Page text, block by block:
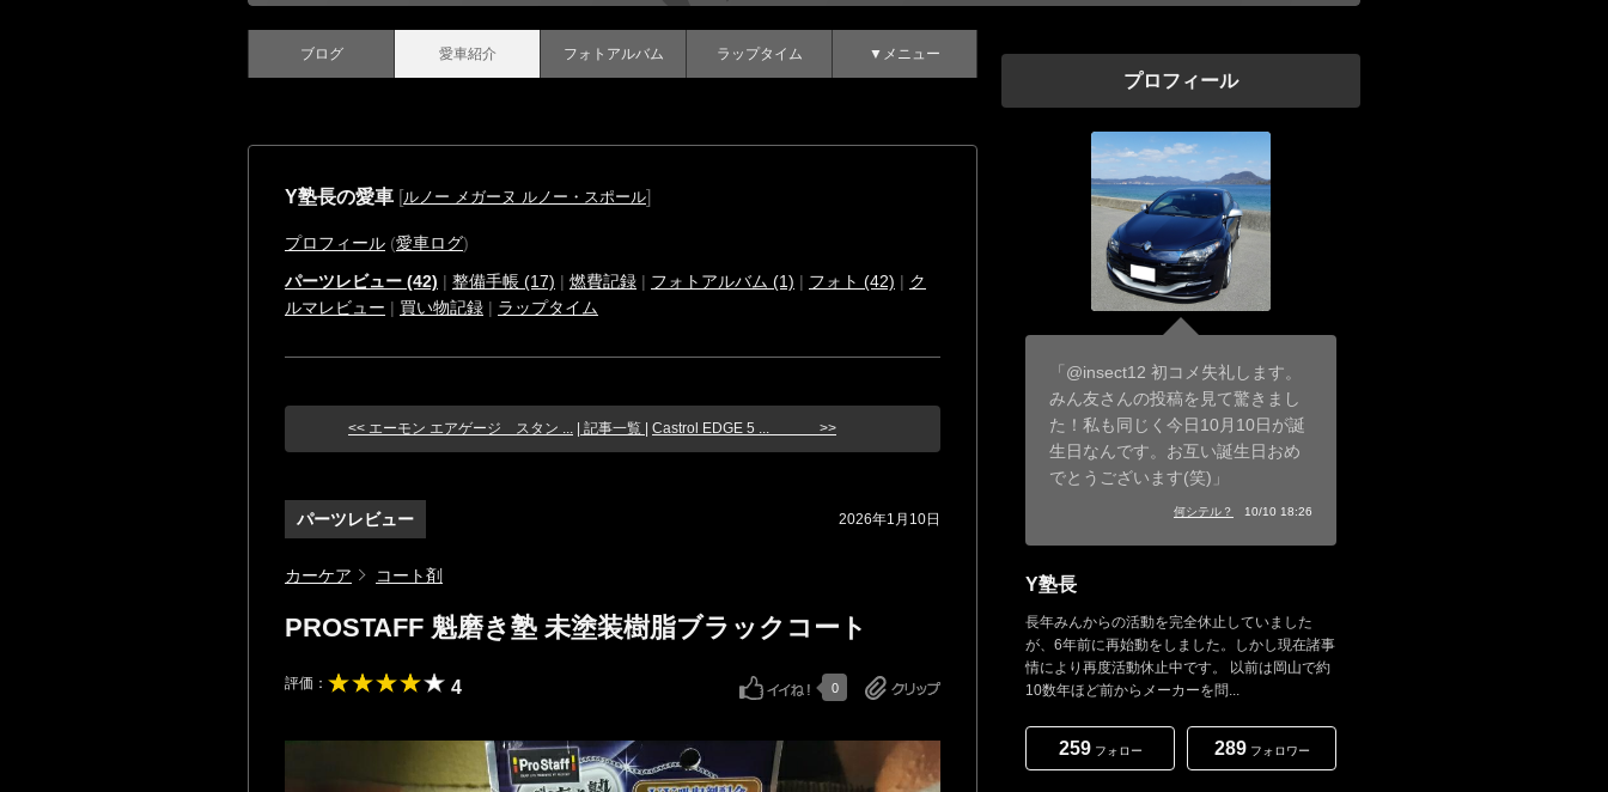
ブログ 愛車紹介 フォトアルバム ラップタイム ▼メニュー
Y塾長の愛車 [ルノー メガーヌ ルノー・スポール]
プロフィール (愛車ログ)
パーツレビュー (42) | 整備手帳 (17) | 燃費記録 | フォトアルバム (1) | フォト (42) | ク
ルマレビュー | 買い物記録 | ラップタイム
<< エーモン エアゲージ スタン ... | 記事一覧 | Castrol EDGE 5 ... >>
パーツレビュー 2026年1月10日
カーケア コート剤
PROSTAFF 魁磨き塾 未塗装樹脂ブラックコート
評価： 4 0
プロフィール
「@insect12 初コメ失礼します。
みん友さんの投稿を見て驚きまし
た！私も同じく今日10月10日が誕
生日なんです。お互い誕生日おめ
でとうございます(笑)」
何シテル？ 10/10 18:26
Y塾長
長年みんからの活動を完全休止していました
が、6年前に再始動をしました。しかし現在諸事
情により再度活動休止中です。 以前は岡山で約
10数年ほど前からメーカーを問...
259フォロー 289フォロワー